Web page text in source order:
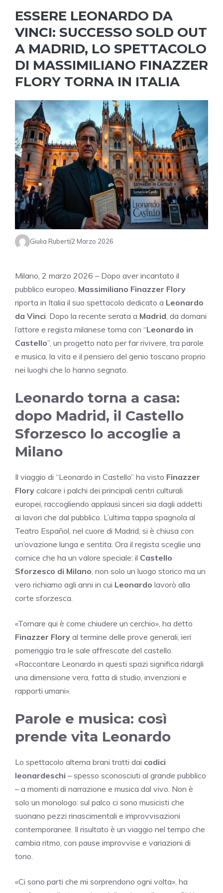
ESSERE LEONARDO DA
VINCI: SUCCESSO SOLD OUT
A MADRID, LO SPETTACOLO
DI MASSIMILIANO FINAZZER
FLORY TORNA IN ITALIA
Giulia Ruberti2 Marzo 2026
Milano, 2 marzo 2026 – Dopo aver incantato il
pubblico europeo, Massimiliano Finazzer Flory
riporta in Italia il suo spettacolo dedicato a Leonardo
da Vinci . Dopo la recente serata a Madrid , da domani
l’attore e regista milanese torna con “Leonardo in
Castello”, un progetto nato per far rivivere, tra parole
e musica, la vita e il pensiero del genio toscano proprio
nei luoghi che lo hanno segnato.
Leonardo torna a casa:
dopo Madrid, il Castello
Sforzesco lo accoglie a
Milano
Il viaggio di “Leonardo in Castello” ha visto Finazzer
Flory calcare i palchi dei principali centri culturali
europei, raccogliendo applausi sinceri sia dagli addetti
ai lavori che dal pubblico. L’ultima tappa spagnola al
Teatro Español, nel cuore di Madrid, si è chiusa con
un’ovazione lunga e sentita. Ora il regista sceglie una
cornice che ha un valore speciale: il Castello
Sforzesco di Milano , non solo un luogo storico ma un
vero richiamo agli anni in cui Leonardo lavorò alla
corte sforzesca.
«Tornare qui è come chiudere un cerchio», ha detto
Finazzer Flory al termine delle prove generali, ieri
pomeriggio tra le sale affrescate del castello.
«Raccontare Leonardo in questi spazi significa ridargli
una dimensione vera, fatta di studio, invenzioni e
rapporti umani».
Parole e musica: così
prende vita Leonardo
Lo spettacolo alterna brani tratti dai codici
leonardeschi – spesso sconosciuti al grande pubblico
– a momenti di narrazione e musica dal vivo. Non è
solo un monologo: sul palco ci sono musicisti che
suonano pezzi rinascimentali e improvvisazioni
contemporanee. Il risultato è un viaggio nel tempo che
cambia ritmo, con pause improvvise e variazioni di
tono.
«Ci sono parti che mi sorprendono ogni volta», ha